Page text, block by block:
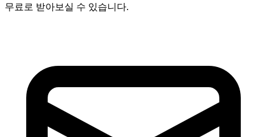
무료로 받아보실 수 있습니다.